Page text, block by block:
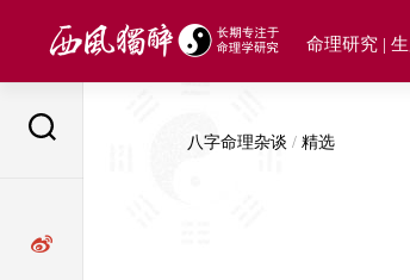
命理研究 |
八字命理杂谈 / 精选